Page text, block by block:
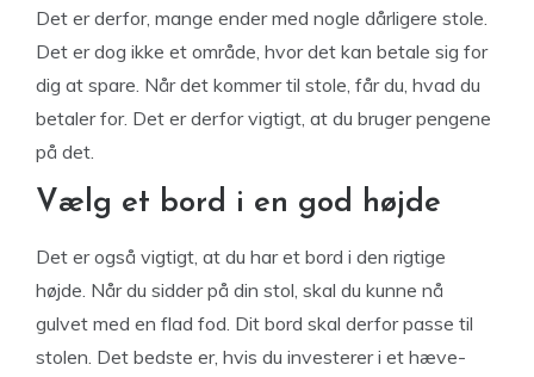
Det er derfor, mange ender med nogle dårligere stole.
Det er dog ikke et område, hvor det kan betale sig for
dig at spare. Når det kommer til stole, får du, hvad du
betaler for. Det er derfor vigtigt, at du bruger pengene
på det.
Vælg et bord i en god højde
Det er også vigtigt, at du har et bord i den rigtige
højde. Når du sidder på din stol, skal du kunne nå
gulvet med en flad fod. Dit bord skal derfor passe til
stolen. Det bedste er, hvis du investerer i et hæve-